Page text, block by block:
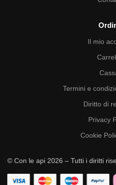
Il mio
Termini e
Diritto di
Privacy
Cookie
© Con le api 2026 – Tutti i diritti